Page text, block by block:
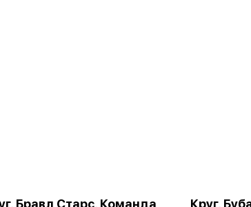
Бравл Старс, Команда
Круг,